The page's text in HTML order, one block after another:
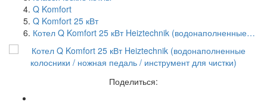
Q Komfort
Q Komfort 25 кВт
Котел Q Komfort 25 кВт Heiztechnik (водонаполненные…
Поделиться: